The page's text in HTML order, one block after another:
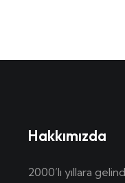
Hakkımızda
2000’lı yıllara